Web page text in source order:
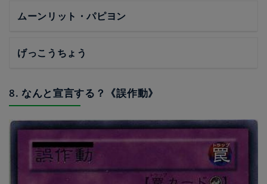
ムーンリット・パピヨン
げっこうちょう
8. なんと宣言する？《誤作動》